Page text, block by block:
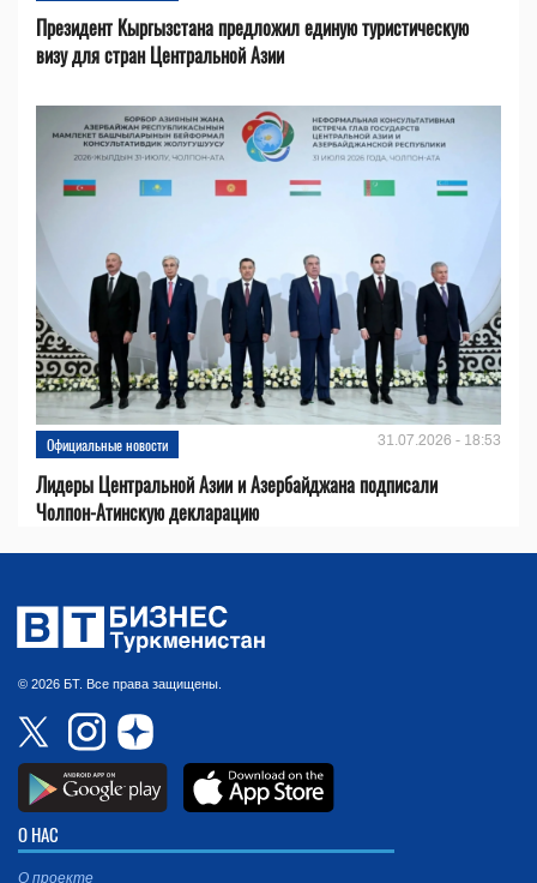
Президент Кыргызстана предложил единую туристическую
визу для стран Центральной Азии
Официальные новости 31.07.2026 - 18:53
Лидеры Центральной Азии и Азербайджана подписали
Чолпон-Атинскую декларацию
© 2026 БТ. Все права защищены.
О НАС
О проекте